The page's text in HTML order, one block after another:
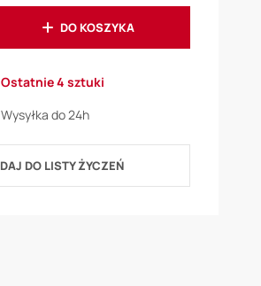
DO KOSZYKA
Ostatnie 4 sztuki
Wysyłka do 24h
DO LISTY ŻYCZEŃ